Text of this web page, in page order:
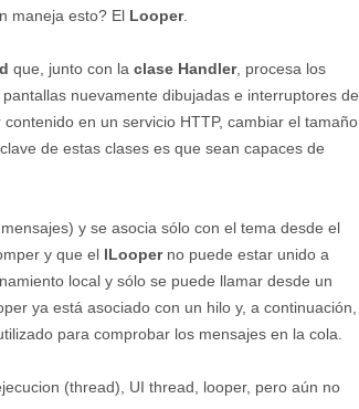
maneja esto? El Looper.
que, junto con la clase Handler, procesa los
nuevamente dibujadas e interruptores de
en un servicio HTTP, cambiar el tamaño
de estas clases es que sean capaces de
y se asocia sólo con el tema desde el
y que el lLooperno puede estar unido a
local y sólo se puede llamar desde un
ya está asociado con un hilo y, a continuación,
para comprobar los mensajes en la cola.
(thread), UI thread, looper, pero aún no